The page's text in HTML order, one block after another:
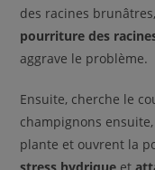
des racines
pourriture des
aggrave le problème.
Ensuite, cherche le
champignons
plante et ouvrent la